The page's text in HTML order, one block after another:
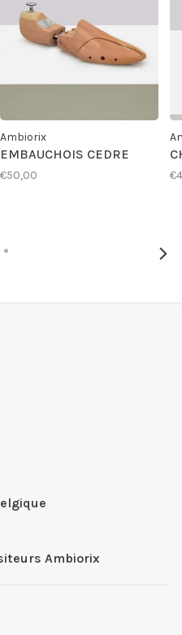
Ambiorix
EMBAUCHOIS CEDRE
€50,00
Ambiorix